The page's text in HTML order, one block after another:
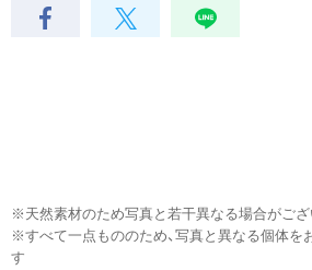
※天然素材のため写真と若干異なる場合がご
※すべて一点もののため、写真と異なる個体を
す